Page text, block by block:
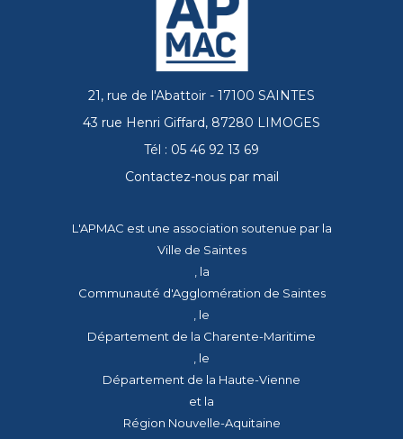
21, rue de l'Abattoir - 17100 SAINTES
43 rue Henri Giffard, 87280 LIMOGES
Tél : 05 46 92 13 69
Contactez-nous par mail
L'APMAC est une association soutenue par la
Ville de Saintes
, la
Communauté d'Agglomération de Saintes
, le
Département de la Charente-Maritime
, le
Département de la Haute-Vienne
et la
Région Nouvelle-Aquitaine